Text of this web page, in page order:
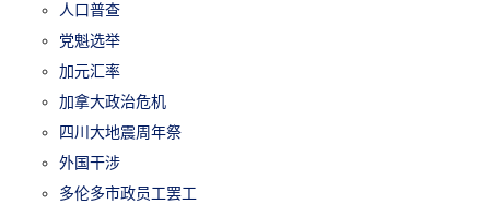
人口普查
党魁选举
加元汇率
加拿大政治危机
四川大地震周年祭
外国干涉
多伦多市政员工罢工